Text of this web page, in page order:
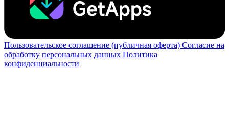
Пользовательское соглашение (публичная оферта) Согласие на
обработку персональных данных Политика
конфиденциальности